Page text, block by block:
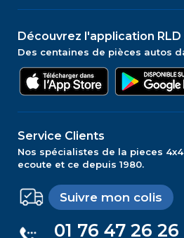
Découvrez l'application RLD
Des centaines de pièces autos
Service Clients
Nos spécialistes de la pieces
ecoute et ce depuis 1980.
Suivre mon colis
01 76 47 26 26